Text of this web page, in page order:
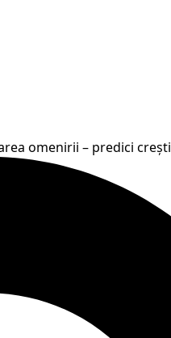
omenirii – predici